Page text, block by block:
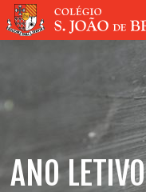
ANO LETIVO